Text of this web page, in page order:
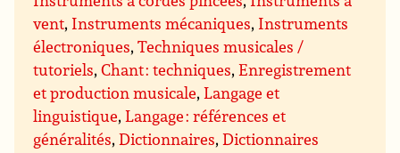
vent, Instruments mécaniques, Instruments
électroniques,Techniques musicales /
tutoriels,Chant : techniques,Enregistrement
et production musicale,Langage et
linguistique,Langage : références et
généralités,Dictionnaires,Dictionnaires